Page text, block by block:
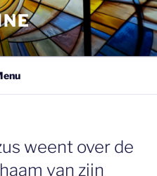
weent over de
van zijn